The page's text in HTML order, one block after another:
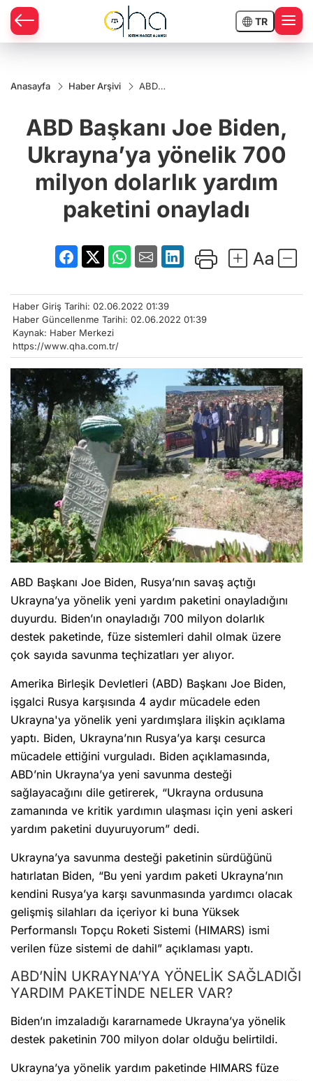
TR
Anasayfa Haber Arşivi
ABD
Ukrayna’ya
yönelik
dolarlık
yardım
paketini
onayladı
ABD Başkanı Joe Biden,
Ukrayna’ya yönelik 700
milyon dolarlık yardım
paketini onayladı
Haber Giriş Tarihi: 02.06.2022 01:39
Haber Güncellenme Tarihi: 02.06.2022 01:39
Kaynak: Haber Merkezi
https://www.qha.com.tr/
ABD Başkanı Joe Biden, Rusya’nın savaş açtığı
Ukrayna’ya yönelik yeni yardım paketini onayladığını
duyurdu. Biden’ın onayladığı 700 milyon dolarlık
destek paketinde, füze sistemleri dahil olmak üzere
çok sayıda savunma teçhizatları yer alıyor.
Amerika Birleşik Devletleri (ABD) Başkanı Joe Biden,
işgalci Rusya karşısında 4 aydır mücadele eden
Ukrayna'ya yönelik yeni yardımşlara ilişkin açıklama
yaptı. Biden, Ukrayna’nın Rusya’ya karşı cesurca
mücadele ettiğini vurguladı. Biden açıklamasında,
ABD’nin Ukrayna’ya yeni savunma desteği
sağlayacağını dile getirerek, “Ukrayna ordusuna
zamanında ve kritik yardımın ulaşması için yeni askeri
yardım paketini duyuruyorum” dedi.
Ukrayna’ya savunma desteği paketinin sürdüğünü
hatırlatan Biden, “Bu yeni yardım paketi Ukrayna’nın
kendini Rusya’ya karşı savunmasında yardımcı olacak
gelişmiş silahları da içeriyor ki buna Yüksek
Performanslı Topçu Roketi Sistemi (HIMARS) ismi
verilen füze sistemi de dahil” açıklaması yaptı.
ABD’NİN UKRAYNA’YA YÖNELİK SAĞLADIĞI
YARDIM PAKETİNDE NELER VAR?
Biden’ın imzaladığı kararnamede Ukrayna’ya yönelik
destek paketinin 700 milyon dolar olduğu belirtildi.
Ukrayna’ya yönelik yardım paketinde HIMARS füze